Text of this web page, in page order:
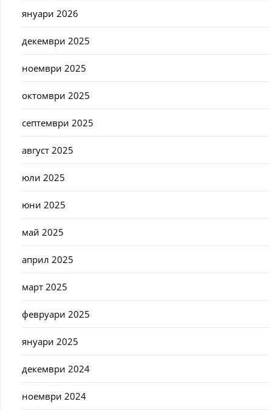
януари 2026
декември 2025
ноември 2025
октомври 2025
септември 2025
август 2025
юли 2025
юни 2025
май 2025
април 2025
март 2025
февруари 2025
януари 2025
декември 2024
ноември 2024